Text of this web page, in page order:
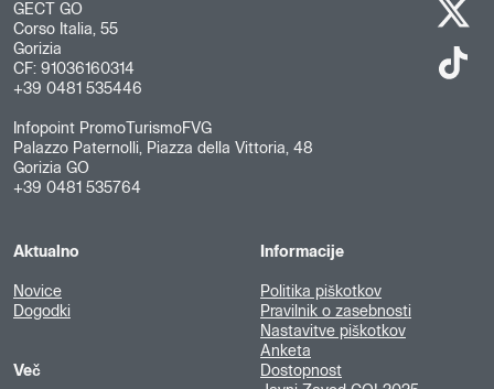
GECT GO
Corso Italia, 55
Gorizia
CF: 91036160314
+39 0481 535446
Infopoint PromoTurismoFVG
Palazzo Paternolli, Piazza della Vittoria, 48
Gorizia GO
+39 0481 535764
Aktualno
Novice
Dogodki
Več
Informacije
Politika piškotkov
Pravilnik o zasebnosti
Nastavitve piškotkov
Anketa
Dostopnost